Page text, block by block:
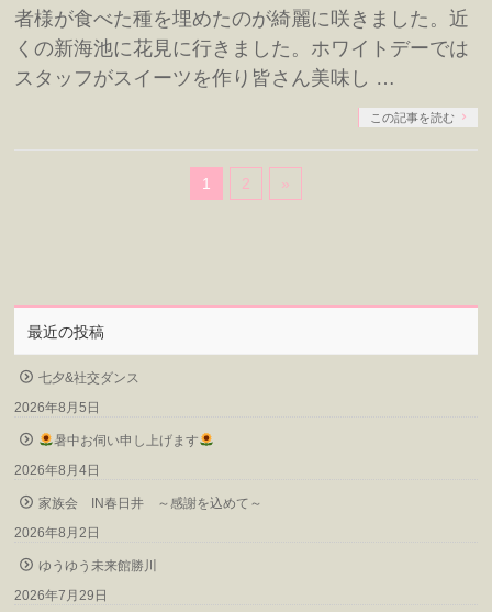
者様が食べた種を埋めたのが綺麗に咲きました。近
くの新海池に花見に行きました。ホワイトデーでは
スタッフがスイーツを作り皆さん美味し …
この記事を読む
1 2 »
最近の投稿
七夕&社交ダンス
2026年8月5日
暑中お伺い申し上げます
2026年8月4日
家族会 IN春日井 ～感謝を込めて～
2026年8月2日
ゆうゆう未来館勝川
2026年7月29日